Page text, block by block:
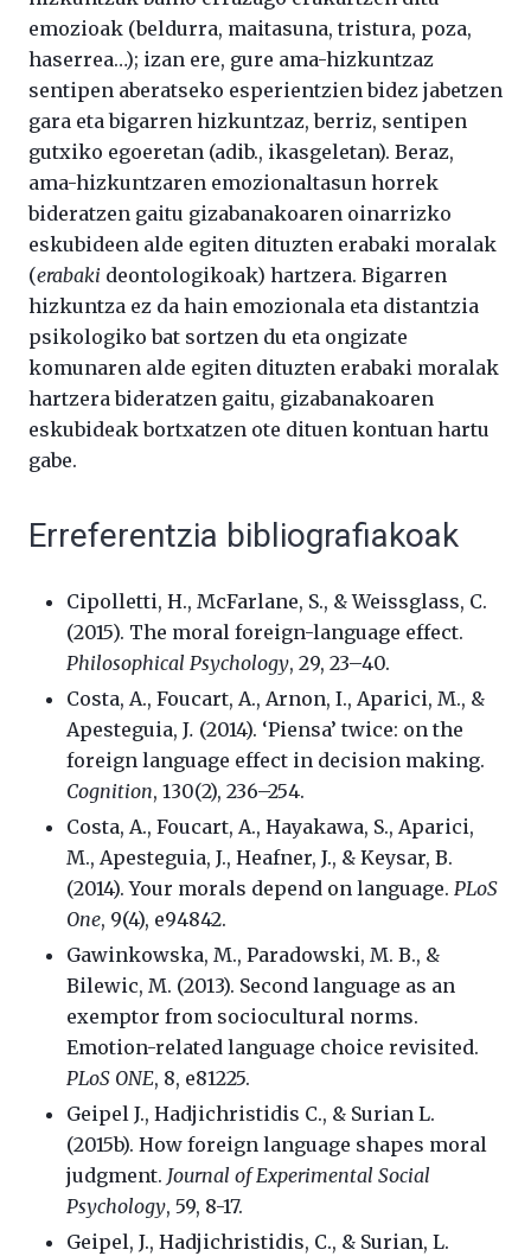
emozioak (beldurra, maitasuna, tristura, poza,
haserrea…); izan ere, gure ama-hizkuntzaz
sentipen aberatseko esperientzien bidez jabetzen
gara eta bigarren hizkuntzaz, berriz, sentipen
gutxiko egoeretan (adib., ikasgeletan). Beraz,
ama-hizkuntzaren emozionaltasun horrek
bideratzen gaitu gizabanakoaren oinarrizko
eskubideen alde egiten dituzten erabaki moralak
(erabaki deontologikoak) hartzera. Bigarren
hizkuntza ez da hain emozionala eta distantzia
psikologiko bat sortzen du eta ongizate
komunaren alde egiten dituzten erabaki moralak
hartzera bideratzen gaitu, gizabanakoaren
eskubideak bortxatzen ote dituen kontuan hartu
gabe.
Erreferentzia bibliografiakoak
Cipolletti, H., McFarlane, S., & Weissglass, C.
(2015). The moral foreign-language effect.
Philosophical Psychology, 29, 23–40.
Costa, A., Foucart, A., Arnon, I., Aparici, M., &
Apesteguia, J. (2014). ‘Piensa’ twice: on the
foreign language effect in decision making.
Cognition, 130(2), 236–254.
Costa, A., Foucart, A., Hayakawa, S., Aparici,
M., Apesteguia, J., Heafner, J., & Keysar, B.
(2014). Your morals depend on language. PLoS
One, 9(4), e94842.
Gawinkowska, M., Paradowski, M. B., &
Bilewic, M. (2013). Second language as an
exemptor from sociocultural norms.
Emotion-related language choice revisited.
PLoS ONE, 8, e81225.
Geipel J., Hadjichristidis C., & Surian L.
(2015b). How foreign language shapes moral
judgment. Journal of Experimental Social
Psychology, 59, 8-17.
Geipel, J., Hadjichristidis, C., & Surian, L.